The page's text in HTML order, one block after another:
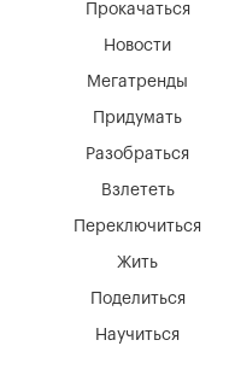
Мегатренды
Придумать
Разобраться
Взлететь
Новости
Переключиться
Жить
Поделиться
Научиться
Прокачаться